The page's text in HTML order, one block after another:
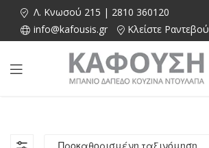
Λ. Κνωσού 215 | 2810 360120
info@kafousis.gr
Κλείστε Ραντεβού